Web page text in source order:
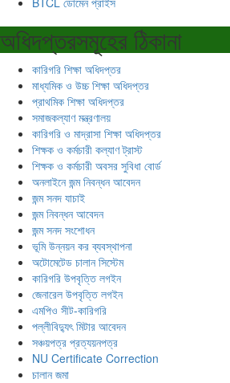
অধিদপ্তরসমূহের ঠিকানা
কারিগরি শিক্ষা অধিদপ্তর
মাধ্যমিক ও উচ্চ শিক্ষা অধিদপ্তর
প্রাথমিক শিক্ষা অধিদপ্তর
সমাজকল্যাণ মন্ত্রণালয়
কারিগরি ও মাদ্রাসা শিক্ষা অধিদপ্তর
শিক্ষক ও কর্মচারী কল্যাণ ট্রাস্ট
শিক্ষক ও কর্মচারী অবসর সুবিধা বোর্ড
অনলাইনে জন্ম নিবন্ধন আবেদন
জন্ম সনদ যাচাই
জন্ম নিবন্ধন আবেদন
জন্ম সনদ সংশোধন
ভূমি উন্নয়ন কর ব্যবস্থাপনা
অটোমেটেড চালান সিস্টেম
কারিগরি উপবৃত্তি লগইন
জেনারেল উপবৃত্তি লগইন
এমপিও সীট-কারিগরি
পল্লীবিদ্যুৎ মিটার আবেদন
সঞ্চয়পত্র প্রত্যয়নপত্র
NU Certificate Correction
চালান জমা